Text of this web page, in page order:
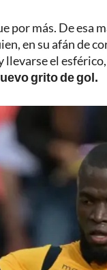
por más. De esa
en su afán de
el
grito de gol.